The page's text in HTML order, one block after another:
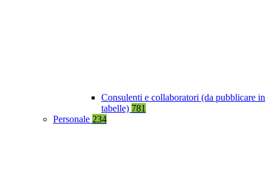
Consulenti e collaboratori (da pubblicare in
tabelle) 781
Personale 234